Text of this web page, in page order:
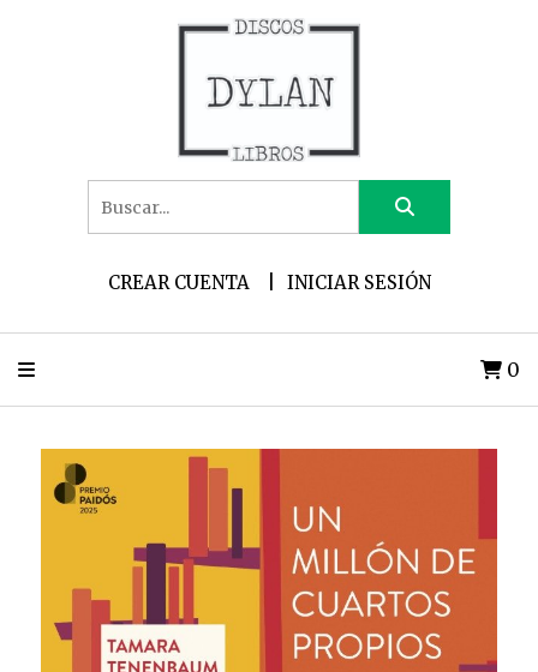
CREAR CUENTA INICIAR SESIÓN
0